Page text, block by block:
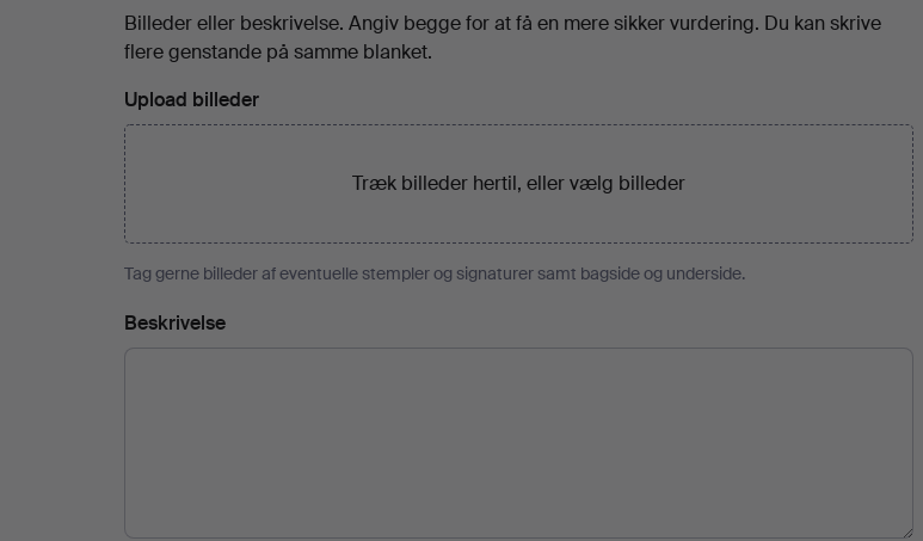
Billeder eller beskrivelse. Angiv begge for at få en mere sikker vurdering. Du kan skrive
flere genstande på samme blanket.
Upload billeder
Træk billeder hertil, ellervælg billeder
Tag gerne billeder af eventuelle stempler og signaturer samt bagside og underside.
Beskrivelse